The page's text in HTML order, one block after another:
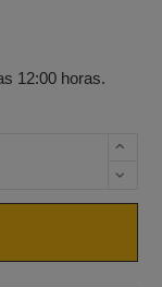
12:00 horas.